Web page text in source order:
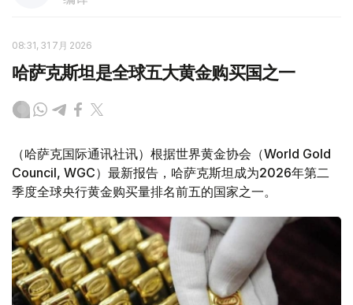
08:31, 31 7月 2026
哈萨克斯坦是全球五大黄金购买国之一
（哈萨克国际通讯社讯）根据世界黄金协会（World Gold
Council, WGC）最新报告，哈萨克斯坦成为2026年第二
季度全球央行黄金购买量排名前五的国家之一。